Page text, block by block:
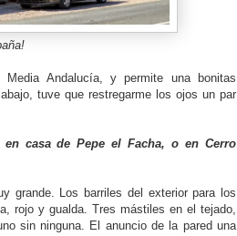
Andalucía, y permite una bonitas
tuve que restregarme los ojos un par
en casa de Pepe el Facha, o en Cerro
grande. Los barriles del exterior para los
rojo y gualda. Tres mástiles en el tejado,
sin ninguna. El anuncio de la pared una